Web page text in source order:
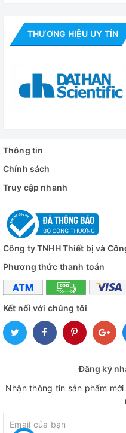
THƯƠNG HIỆU UY TÍN
Thông tin
Chính sách
Truy cập nhanh
Công ty TNHH Thiết bị và
Phương thức thanh toán
Kết nối với chúng tôi
Đăng ký
Nhận thông tin sản phẩm